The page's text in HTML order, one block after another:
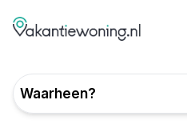
Waarheen?